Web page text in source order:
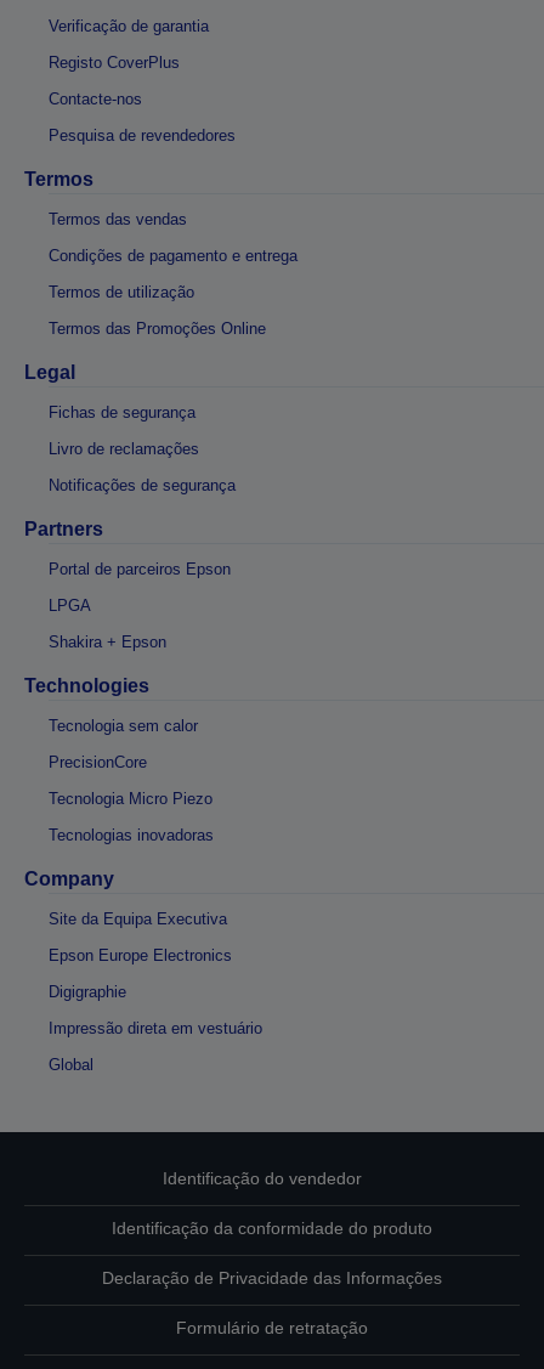
Verificação de garantia
Registo CoverPlus
Contacte-nos
Pesquisa de revendedores
Termos
Termos das vendas
Condições de pagamento e entrega
Termos de utilização
Termos das Promoções Online
Legal
Fichas de segurança
Livro de reclamações
Notificações de segurança
Partners
Portal de parceiros Epson
LPGA
Shakira + Epson
Technologies
Tecnologia sem calor
PrecisionCore
Tecnologia Micro Piezo
Tecnologias inovadoras
Company
Site da Equipa Executiva
Epson Europe Electronics
Digigraphie
Impressão direta em vestuário
Global
Identificação do vendedor
Identificação da conformidade do produto
Declaração de Privacidade das Informações
Formulário de retratação